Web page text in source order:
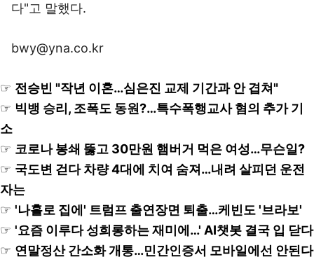
다"고 말했다.
bwy@yna.co.kr
☞ 전승빈 "작년 이혼…심은진 교제 기간과 안 겹쳐"
☞ 빅뱅 승리, 조폭도 동원?…특수폭행교사 혐의 추가 기
소
☞ 코로나 봉쇄 뚫고 30만원 햄버거 먹은 여성…무슨일?
☞ 국도변 걷다 차량 4대에 치여 숨져…내려 살피던 운전
자는
☞ '나홀로 집에' 트럼프 출연장면 퇴출…케빈도 '브라보'
☞ '요즘 이루다 성희롱하는 재미에…' AI챗봇 결국 입 닫다
☞ 연말정산 간소화 개통…민간인증서 모바일에선 안된다